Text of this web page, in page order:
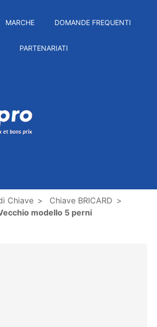
MARCHE DOMANDE FREQUENTI
PARTENARIATI
Chiave
Chiave BRICARD
modello 5 perni